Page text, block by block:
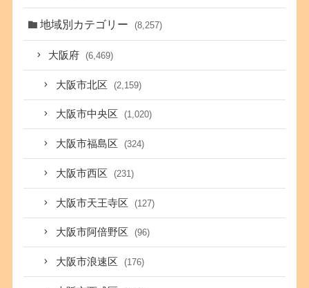
地域別カテゴリー (8,257)
大阪府 (6,469)
大阪市北区 (2,159)
大阪市中央区 (1,020)
大阪市福島区 (324)
大阪市西区 (231)
大阪市天王寺区 (127)
大阪市阿倍野区 (96)
大阪市浪速区 (176)